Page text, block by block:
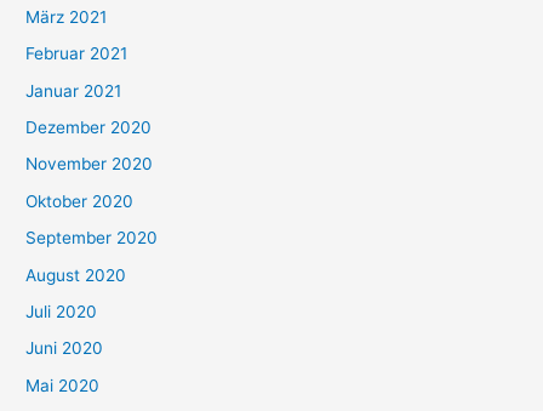
März 2021
Februar 2021
Januar 2021
Dezember 2020
November 2020
Oktober 2020
September 2020
August 2020
Juli 2020
Juni 2020
Mai 2020